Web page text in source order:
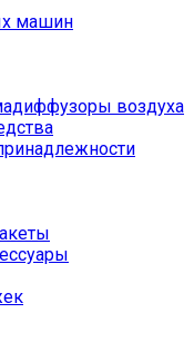
машин
воздуха